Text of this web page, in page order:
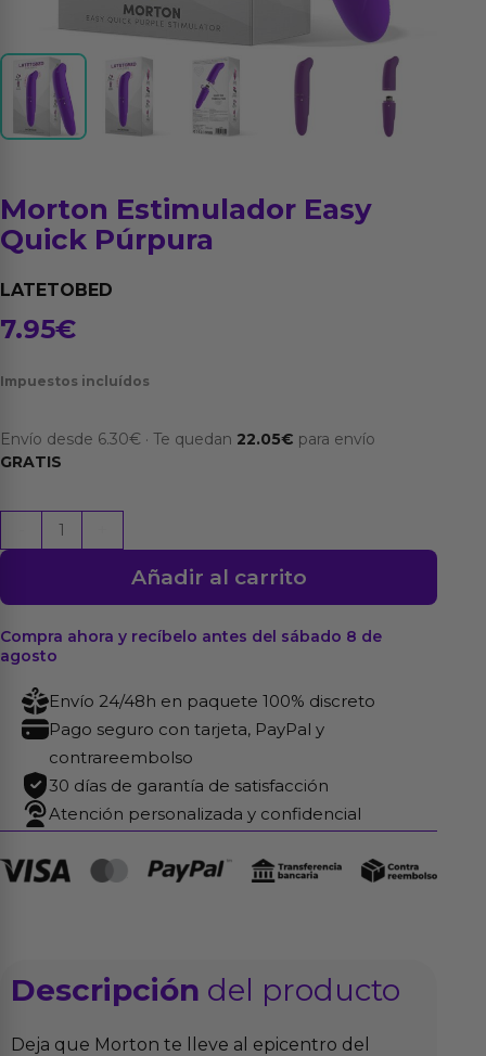
Morton Estimulador Easy
Quick Púrpura
LATETOBED
7.95€
Impuestos incluídos
Envío desde 6.30€ · Te quedan 22.05€ para envío
GRATIS
Morton
Estimulador
Quick
Púrpura
cantidad
Añadir al carrito
Compra ahora y recíbelo antes del sábado 8 de
agosto
Envío 24/48h en paquete 100% discreto
Pago seguro con tarjeta, PayPal y
contrareembolso
30 días de garantía de satisfacción
Atención personalizada y confidencial
Descripción del producto
Deja que Morton te lleve al epicentro del